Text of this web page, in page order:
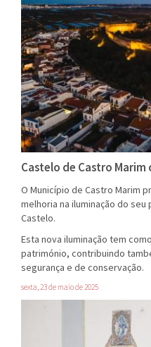
Castelo de Castro Marim
O Município de Castro Marim
melhoria na iluminação do
Castelo.
Esta nova iluminação tem
património, contribuindo
segurança e de conservação.
sexta, 23 de maio de 2025